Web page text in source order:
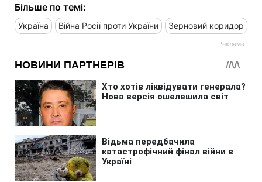
Більше по темі:
Україна Війна Росії проти України Зерновий коридор